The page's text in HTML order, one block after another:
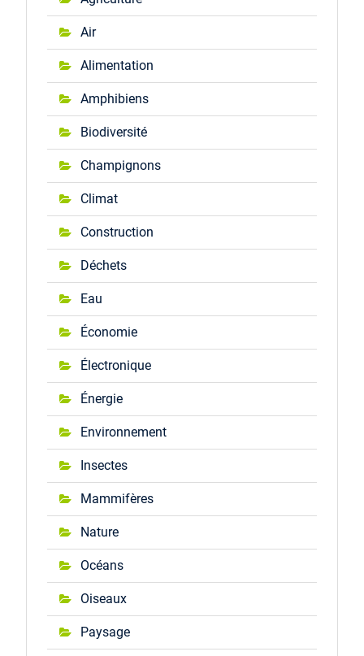
Air
Alimentation
Amphibiens
Biodiversité
Champignons
Climat
Construction
Déchets
Eau
Économie
Électronique
Énergie
Environnement
Insectes
Mammifères
Nature
Océans
Oiseaux
Paysage